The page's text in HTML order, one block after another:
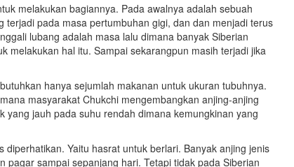
melakukan bagiannya. Pada awalnya adalah sebuah
pada masa pertumbuhan gigi, dan dan menjadi terus
lubang adalah masa lalu dimana banyak Siberian
melakukan hal itu. Sampai sekarangpun masih terjadi jika
hanya sejumlah makanan untuk ukuran tubuhnya.
masyarakat Chukchi mengembangkan anjing-anjing
jauh pada suhu rendah dimana kemungkinan yang
Yaitu hasrat untuk berlari. Banyak anjing jenis
sampai sepanjang hari. Tetapi tidak pada Siberian